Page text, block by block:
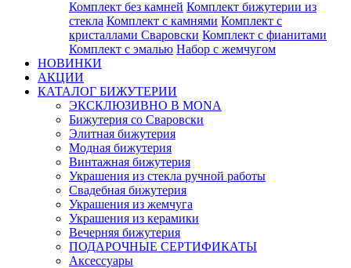
Комплект без камней Комплект бижутерии из
стекла Комплект с камнями Комплект с
кристаллами Сваровски Комплект с фианитами
Комплект с эмалью Набор с жемчугом
НОВИНКИ
АКЦИИ
КАТАЛОГ БИЖУТЕРИИ
ЭКСКЛЮЗИВНО В MONA
Бижутерия со Сваровски
Элитная бижутерия
Модная бижутерия
Винтажная бижутерия
Украшения из стекла ручной работы
Свадебная бижутерия
Украшения из жемчуга
Украшения из керамики
Вечерняя бижутерия
ПОДАРОЧНЫЕ СЕРТИФИКАТЫ
Аксессуары